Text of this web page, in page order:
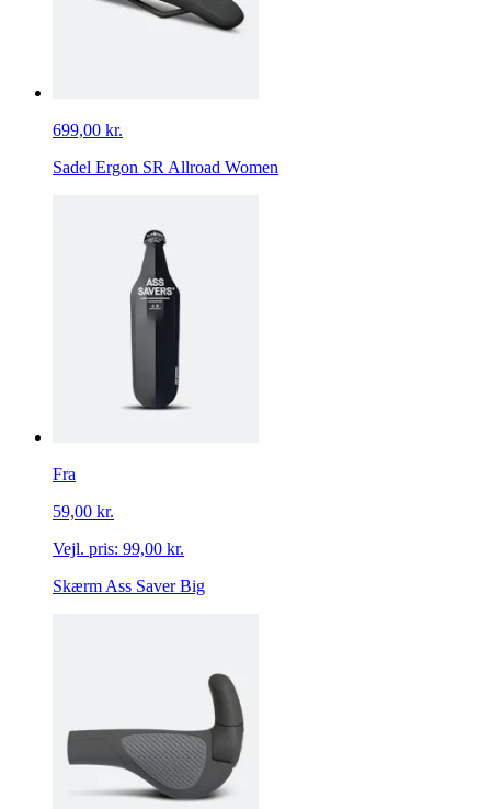
699,00 kr.
Sadel Ergon SR Allroad Women
Fra
59,00 kr.
Vejl. pris: 99,00 kr.
Skærm Ass Saver Big